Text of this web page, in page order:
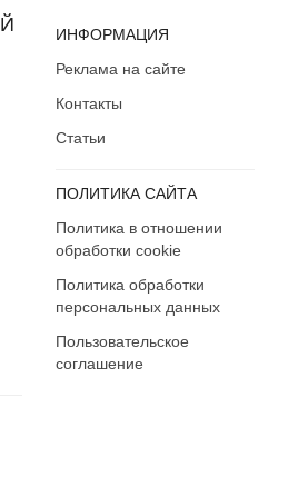
ИНФОРМАЦИЯ
Реклама на сайте
Контакты
Статьи
ПОЛИТИКА САЙТА
Политика в отношении
обработки cookie
Политика обработки
персональных данных
Пользовательское
соглашение